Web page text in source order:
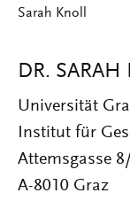
Sarah Knoll
DR. SARAH
Universität
Institut für
Attemsgasse
A-8010 Graz